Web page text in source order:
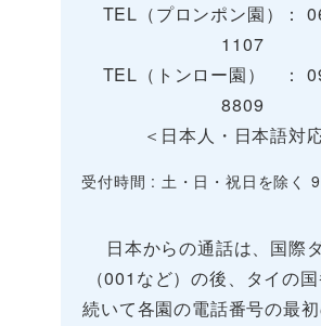
TEL（プロンポン園）：
1107
TEL（トンロー園） ：
8809
＜日本人・日本語対
受付時間 : 土・日・祝日を除く
日本からの通話は、国際
（001など）の後、タイの国
続いて各園の電話番号の最